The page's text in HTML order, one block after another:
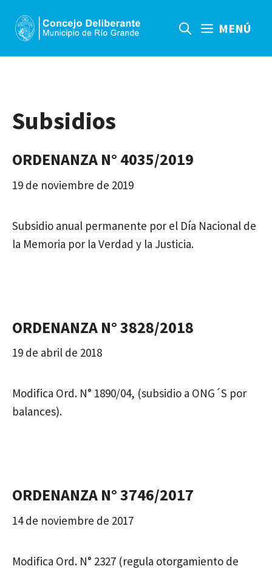
contenido
MENÚ
Subsidios
ORDENANZA N° 4035/2019
19 de noviembre de 2019
Subsidio anual permanente por el Día Nacional de
la Memoria por la Verdad y la Justicia.
ORDENANZA N° 3828/2018
19 de abril de 2018
Modifica Ord. N° 1890/04, (subsidio a ONG´S por
balances).
ORDENANZA N° 3746/2017
14 de noviembre de 2017
Modifica Ord. N° 2327 (regula otorgamiento de